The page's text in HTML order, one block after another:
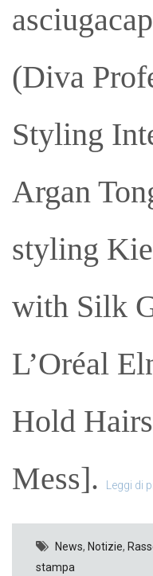
(Diva
Styling
Argan
styling
with Silk
L’Oréal
Hold
Mess].
Leggi di
News, Notizie,
stampa